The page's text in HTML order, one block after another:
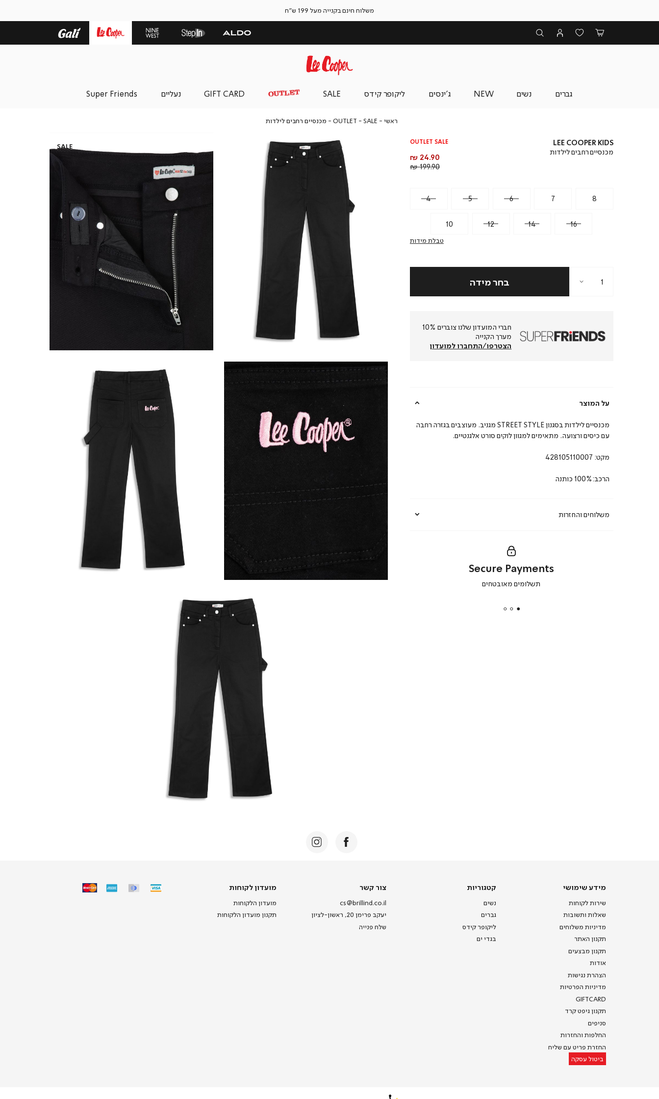
משלוח חינם בקנייה מעל 199 ש"ח
גברים נשים NEW ג'ינסים ליקופר קידס SALE
GIFT CARD נעליים Super Friends
ראשי ראשי
SALE
SALE
OUTLET
OUTLET
מכנסיים רחבים לילדותמכנסיים
LEE COOPER KIDS
מכנסיים רחבים לילדות
OUTLET SALE
מחיר
מוצר
24.90 ₪
מחיר
199.90 ₪
4 5 6 7 8
10 12 14 16
טבלת מידות
חברי המועדון שלנו צוברים 10%
מערך הקנייה
הצטרפו/התחברו למועדון
על המוצר
משלוחים והחזרות
מכנסיים לילדות בסגנון STREET STYLE מגניב. מעוצבים בגזרה רחבה
עם כיסים ורצועה. מתאימים למגוון לוקים סורט אלגנטיים.
מקט: 428105110007
הרכב:100% כותנה
secure
Secure Payments
תשלומים מאובטחים
SALE
מידע
מידע שימושי
שירות לקוחות
שאלות ותשובות
מדיניות משלוחים
תקנון האתר
תקנון מבצעים
אודות
הצהרת נגישות
מדיניות הפרטיות
GIFTCARD
תקנון גיפט קרד
סניפים
החלפות והחזרות
החזרת פריט עם שליח
ביטול עסקה
קטגוריות
קטגוריות
נשים
גברים
ליקופר קידס
בגדי ים
צור
צור קשר
cs@brillind.co.il
יעקב פרימן 20, ראשון-לציון
שלח פנייה
מועדון
מועדון לקוחות
מועדון הלקוחות
תקנון מועדון הלקוחות